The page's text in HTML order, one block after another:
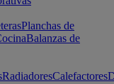
Planchas de
Balanzas de
RadiadoresCalefactores